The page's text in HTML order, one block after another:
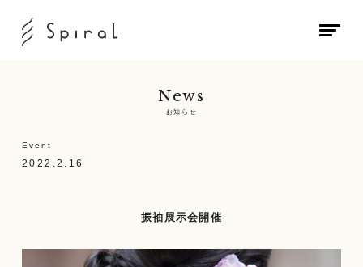
News
お知らせ
Event
2022.2.16
振袖展示会開催